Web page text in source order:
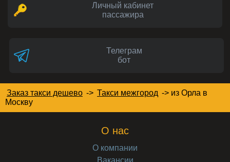
Личный кабинет
пассажира
Телеграм
бот
Заказ такси дешево -> Такси межгород -> из Орла в
Москву
О нас
О компании